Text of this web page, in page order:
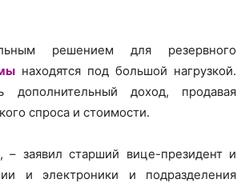
решением для резервного
находятся под большой нагрузкой.
доход, продавая
спроса и стоимости.
– заявил старший вице-президент и
и электроники и подразделения